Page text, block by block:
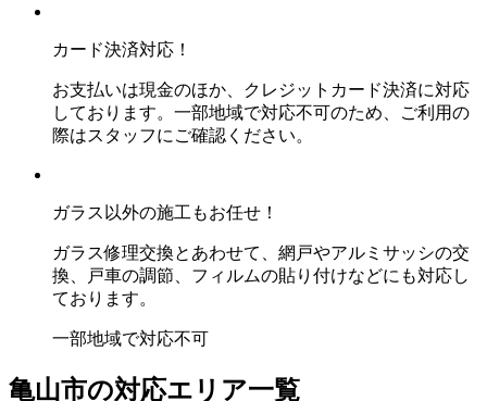
カード決済対応！
お支払いは現金のほか、クレジットカード決済に対応
しております。一部地域で対応不可のため、ご利用の
際はスタッフにご確認ください。
ガラス以外の施工もお任せ！
ガラス修理交換とあわせて、網戸やアルミサッシの交
換、戸車の調節、フィルムの貼り付けなどにも対応し
ております。
一部地域で対応不可
亀山市の対応エリア一覧